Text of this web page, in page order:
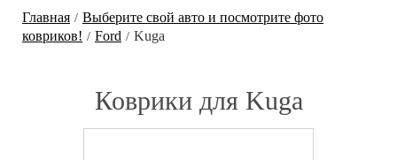
Главная / Выберите свой авто и посмотрите фото
ковриков! / Ford / Kuga
Коврики для Kuga